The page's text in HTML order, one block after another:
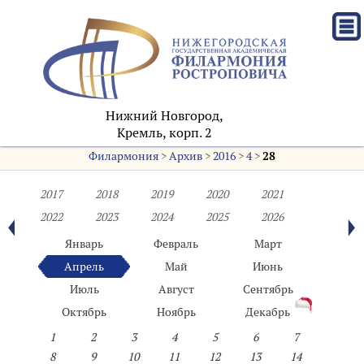
Нижний Новгород,
Кремль, корп. 2
Филармония>Архив>2016>4>28
2017 2018 2019 2020
2021
2022
2023 2024 2025
2026
Январь
Февраль
Март
Апрель
Май
Июнь
Июль
Август
Сентябрь
Октябрь
Ноябрь
Декабрь
1
2 3 4 5 6
7
8
9 10 11 12 13
14